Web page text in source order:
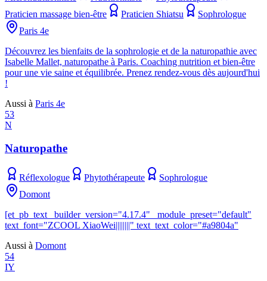
Praticien massage bien-être
Praticien Shiatsu
Sophrologue
Paris 4e
Découvrez les bienfaits de la sophrologie et de la naturopathie avec
Isabelle Mallet, naturopathe à Paris. Coaching nutrition et bien-être
pour une vie saine et équilibrée. Prenez rendez-vous dès aujourd'hui
!
Aussi à Paris 4e
53
N
Naturopathe
Réflexologue Phytothérapeute
Sophrologue
Domont
[et_pb_text _builder_version="4.17.4" _module_preset="default"
text_font="ZCOOL XiaoWei||||||||" text_text_color="#a9804a"
Aussi à Domont
54
IY